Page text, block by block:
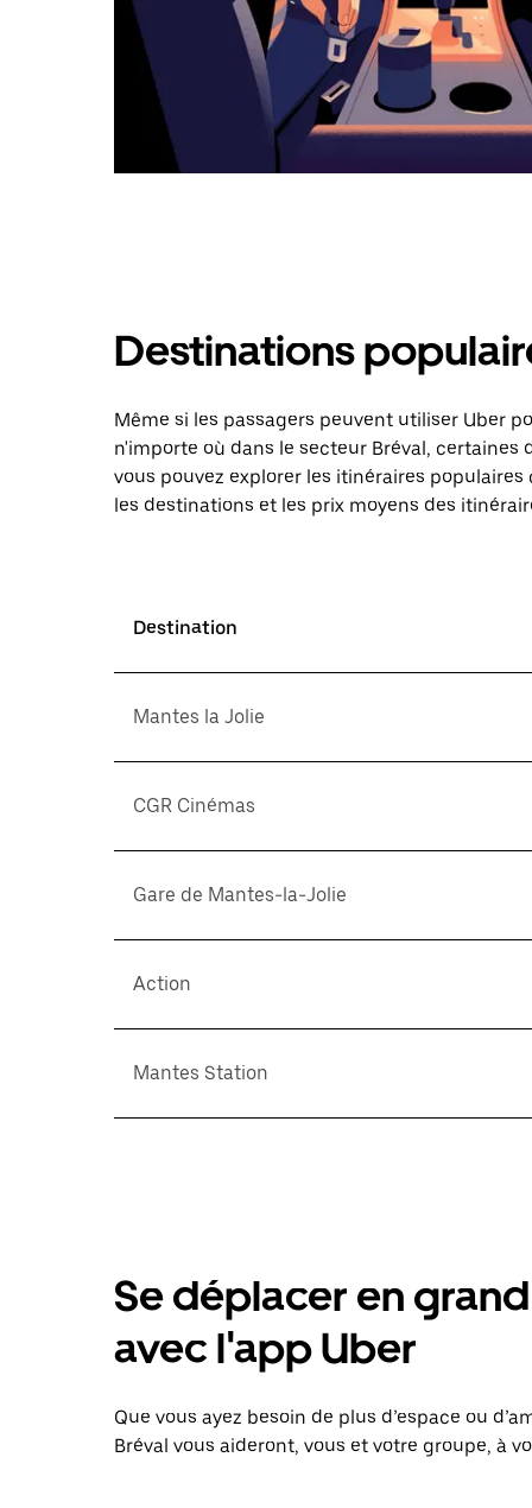
Destinations
Même si les passagers peuvent utiliser Uber
n'importe où dans le secteur Bréval,
vous pouvez explorer les itinéraires
les destinations et les prix moyens des
Destination
Mantes la Jolie
CGR Cinémas
Gare de Mantes-la-Jolie
Action
Mantes Station
Se déplacer en
avec l'app Uber
Que vous ayez besoin de plus d’espace ou
Bréval vous aideront, vous et votre groupe, à